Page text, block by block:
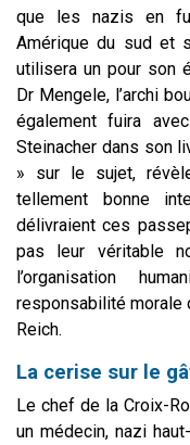
que les nazis en
Amérique du sud et
utilisera un pour son
Dr Mengele, l’archi
également fuira
Steinacher dans son
» sur le sujet,
tellement bonne
délivraient ces
pas leur véritable
l’organisation
responsabilité morale
Reich.
La cerise sur le
Le chef de la Croix-
un médecin, nazi